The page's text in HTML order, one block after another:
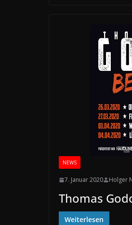
NEWS
7. Januar 2020 Holger
Thomas
Weiterlesen